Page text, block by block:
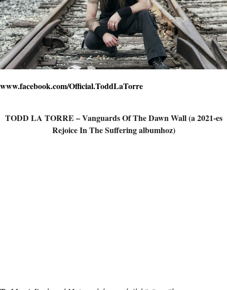
www.facebook.com/Official.ToddLaTorre
TODD LA TORRE – Vanguards Of The Dawn Wall (a 2021-es
Rejoice In The Suffering albumhoz)